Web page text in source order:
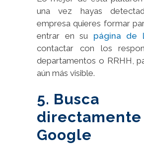
una vez hayas
empresa quieres formar
entrar en su página de
contactar con los
departamentos o RRHH,
aún más visible.
5. Busca
directamente
Google